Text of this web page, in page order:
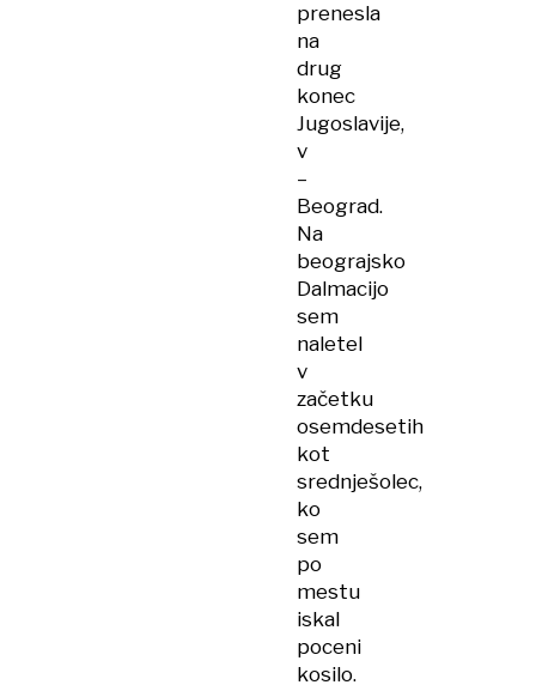
prenesla
na
drug
konec
Jugoslavije,
v
–
Beograd.
Na
beograjsko
Dalmacijo
sem
naletel
v
začetku
osemdesetih
kot
srednješolec,
ko
sem
po
mestu
iskal
poceni
kosilo.